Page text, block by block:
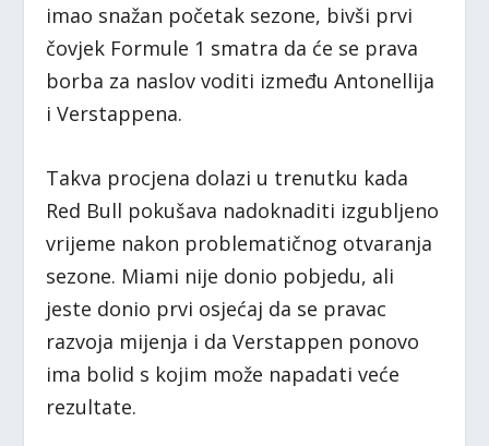
imao snažan početak sezone, bivši prvi
čovjek Formule 1 smatra da će se prava
borba za naslov voditi između Antonellija
i Verstappena.
Takva procjena dolazi u trenutku kada
Red Bull pokušava nadoknaditi izgubljeno
vrijeme nakon problematičnog otvaranja
sezone. Miami nije donio pobjedu, ali
jeste donio prvi osjećaj da se pravac
razvoja mijenja i da Verstappen ponovo
ima bolid s kojim može napadati veće
rezultate.